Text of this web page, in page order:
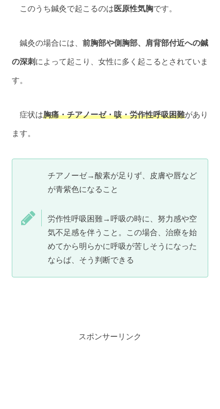
このうち鍼灸で起こるのは 医原性気胸です。
鍼灸の場合には、 前胸部や側胸部、肩背部付近への鍼
の深刺 によって起こり、女性に多く起こるとされていま
す。
症状は胸痛・チアノーゼ・咳・労作性呼吸困難があり
ます。
チアノーゼ→酸素が足りず、皮膚や唇など
が青紫色になること
労作性呼吸困難→呼吸の時に、努力感や空
気不足感を伴うこと。この場合、治療を始
めてから明らかに呼吸が苦しそうになった
ならば、そう判断できる
スポンサーリンク